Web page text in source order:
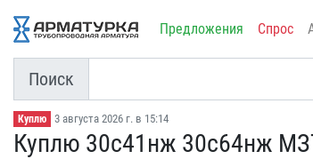
Предложения Спрос
Поиск
Куплю 3 августа 2026 г. в 15:14
Куплю 30с41нж 30с64нж